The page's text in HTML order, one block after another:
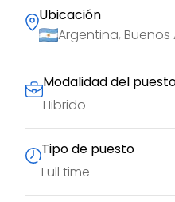
Ubicación
Argentina, Buenos
Modalidad del
Hibrido
Tipo de puesto
Full time